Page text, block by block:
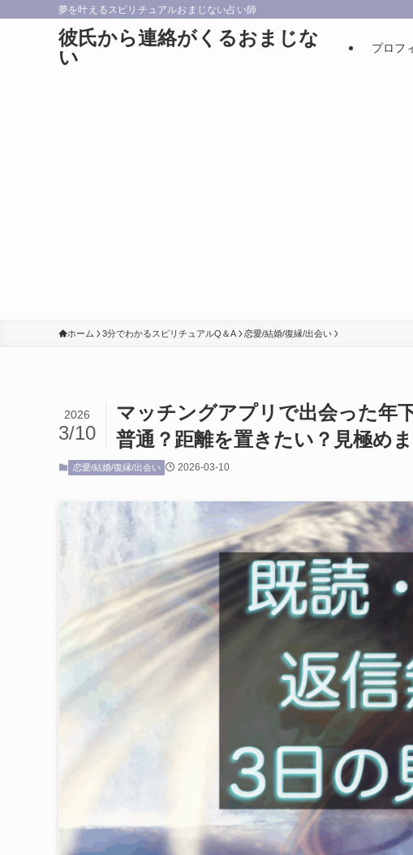
夢を叶えるスピリチュアルおまじない占い師
彼氏から連絡がくるおまじな
い
プロフ
ホーム 3分でわかるスピリチュアルQ＆A 恋愛/結婚/復縁/出会い
マッチングアプリで出会った年
普通？距離を置きたい？見極め
2026
3/10
恋愛/結婚/復縁/出会い 2026-03-10